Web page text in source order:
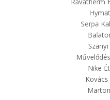
Serpa
Szanyi
Nike